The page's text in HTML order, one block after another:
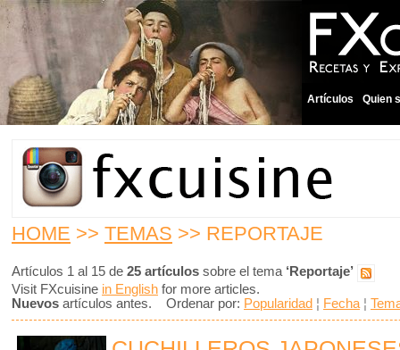
Artículos Quien
HOME >> TEMAS >> REPORTAJE
Artículos 1 al 15 de 25 artículos sobre el tema ‘Reportaje’
Visit FXcuisine in English for more articles.
Nuevos artículos antes. Ordenar por: Popularidad ¦ Fecha ¦